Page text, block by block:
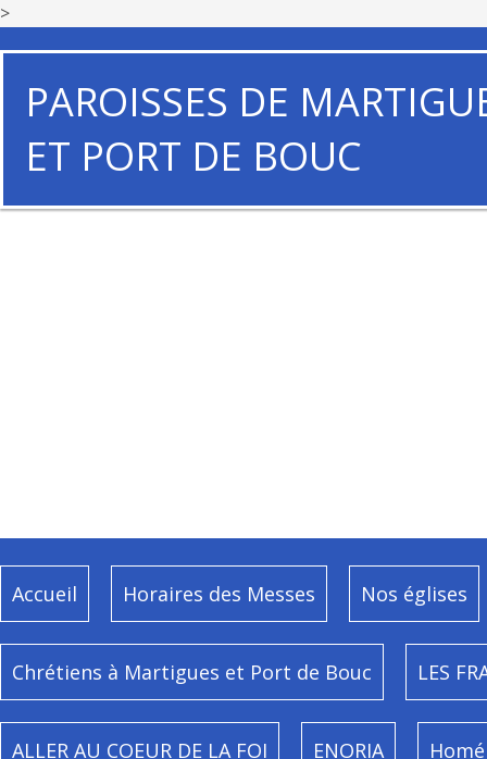
>
PAROISSES DE
ET PORT DE BOUC
Accueil Horaires des Messes Nos églises
Chrétiens à Martigues et Port de Bouc LES
ALLER AU COEUR DE LA FOI ENORIA